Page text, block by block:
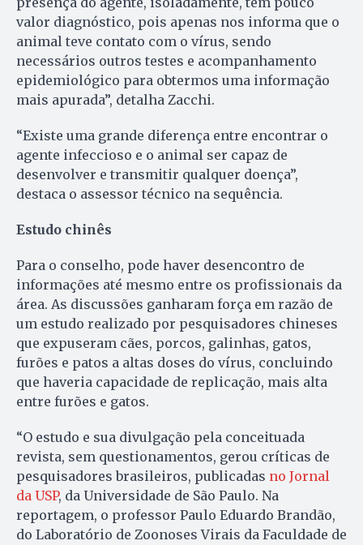
valor diagnóstico, pois apenas nos informa que o
animal teve contato com o vírus, sendo
necessários outros testes e acompanhamento
epidemiológico para obtermos uma informação
mais apurada”, detalha Zacchi.
“Existe uma grande diferença entre encontrar o
agente infeccioso e o animal ser capaz de
desenvolver e transmitir qualquer doença”,
destaca o assessor técnico na sequência.
Estudo chinês
Para o conselho, pode haver desencontro de
informações até mesmo entre os profissionais da
área. As discussões ganharam força em razão de
um estudo realizado por pesquisadores chineses
que expuseram cães, porcos, galinhas, gatos,
furões e patos a altas doses do vírus, concluindo
que haveria capacidade de replicação, mais alta
entre furões e gatos.
“O estudo e sua divulgação pela conceituada
revista, sem questionamentos, gerou críticas de
pesquisadores brasileiros, publicadas no Jornal
da USP, da Universidade de São Paulo. Na
reportagem, o professor Paulo Eduardo Brandão,
do Laboratório de Zoonoses Virais da Faculdade de